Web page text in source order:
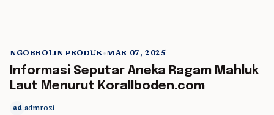
5 min read
NGOBROLIN PRODUK•MAR 07, 2025
Informasi Seputar Aneka Ragam Mahluk
Laut Menurut Korallboden.com
ad admrozi